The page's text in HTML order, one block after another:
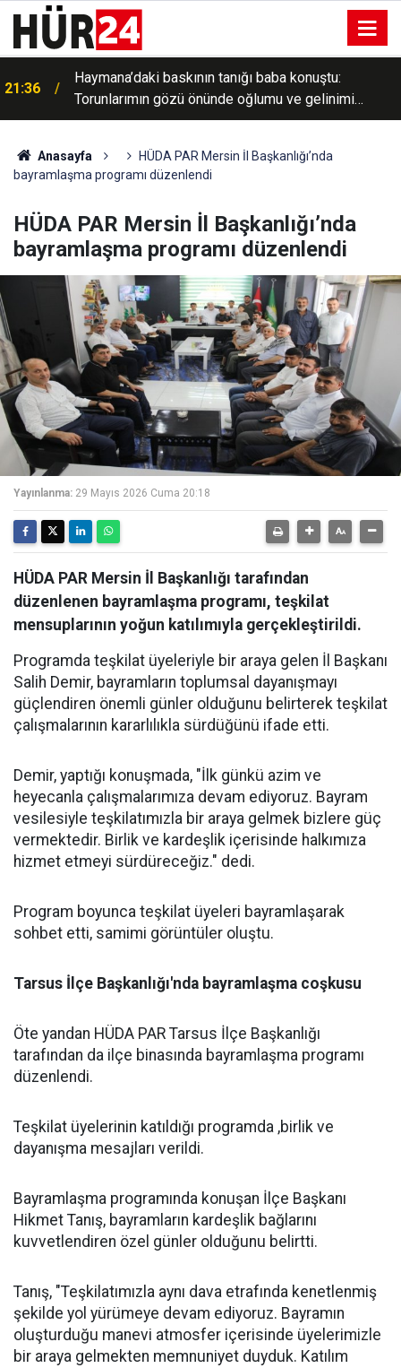
21:36
Haymana’daki baskının tanığı baba konuştu:
Torunlarımın gözü önünde oğlumu ve gelinimi
vurdular
Anasayfa
HÜDA PAR Mersin İl Başkanlığı’nda
bayramlaşma programı düzenlendi
HÜDA PAR Mersin İl Başkanlığı’nda
bayramlaşma programı düzenlendi
Yayınlanma: 29 Mayıs 2026 Cuma 20:18
HÜDA PAR Mersin İl Başkanlığı tarafından
düzenlenen bayramlaşma programı, teşkilat
mensuplarının yoğun katılımıyla gerçekleştirildi.
Programda teşkilat üyeleriyle bir araya gelen İl Başkanı
Salih Demir, bayramların toplumsal dayanışmayı
güçlendiren önemli günler olduğunu belirterek teşkilat
çalışmalarının kararlılıkla sürdüğünü ifade etti.
Demir, yaptığı konuşmada, "İlk günkü azim ve
heyecanla çalışmalarımıza devam ediyoruz. Bayram
vesilesiyle teşkilatımızla bir araya gelmek bizlere güç
vermektedir. Birlik ve kardeşlik içerisinde halkımıza
hizmet etmeyi sürdüreceğiz." dedi.
Program boyunca teşkilat üyeleri bayramlaşarak
sohbet etti, samimi görüntüler oluştu.
Tarsus İlçe Başkanlığı'nda bayramlaşma coşkusu
Öte yandan HÜDA PAR Tarsus İlçe Başkanlığı
tarafından da ilçe binasında bayramlaşma programı
düzenlendi.
Teşkilat üyelerinin katıldığı programda ,birlik ve
dayanışma mesajları verildi.
Bayramlaşma programında konuşan İlçe Başkanı
Hikmet Tanış, bayramların kardeşlik bağlarını
kuvvetlendiren özel günler olduğunu belirtti.
Tanış, "Teşkilatımızla aynı dava etrafında kenetlenmiş
şekilde yol yürümeye devam ediyoruz. Bayramın
oluşturduğu manevi atmosfer içerisinde üyelerimizle
bir araya gelmekten memnuniyet duyduk. Katılım